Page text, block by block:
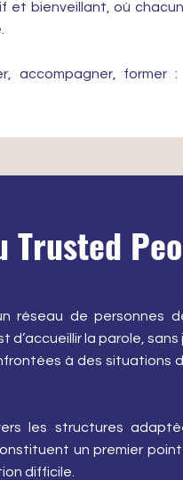
et bienveillant, où
accompagner,
Trusted
réseau de personnes
d’accueillir la parole,
à des situations
les structures
un premier
difficile.